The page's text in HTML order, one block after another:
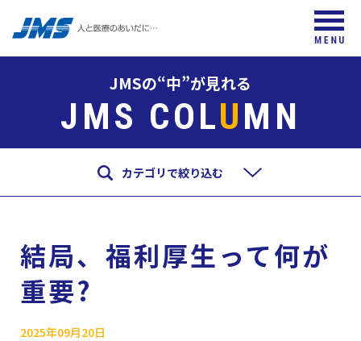
JMSの“中”が見れる
JMS COLUMN
カテゴリで絞り込む
結局、福利厚生って何が
重要?
2025年09月20日